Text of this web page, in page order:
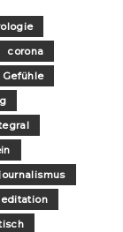
corona
Gefühle